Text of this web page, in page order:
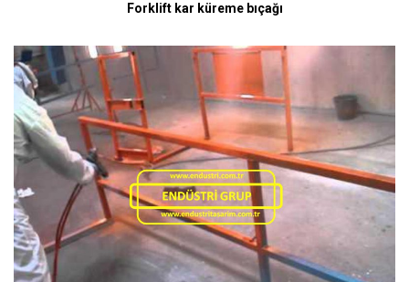
Forklift kar küreme bıçağı